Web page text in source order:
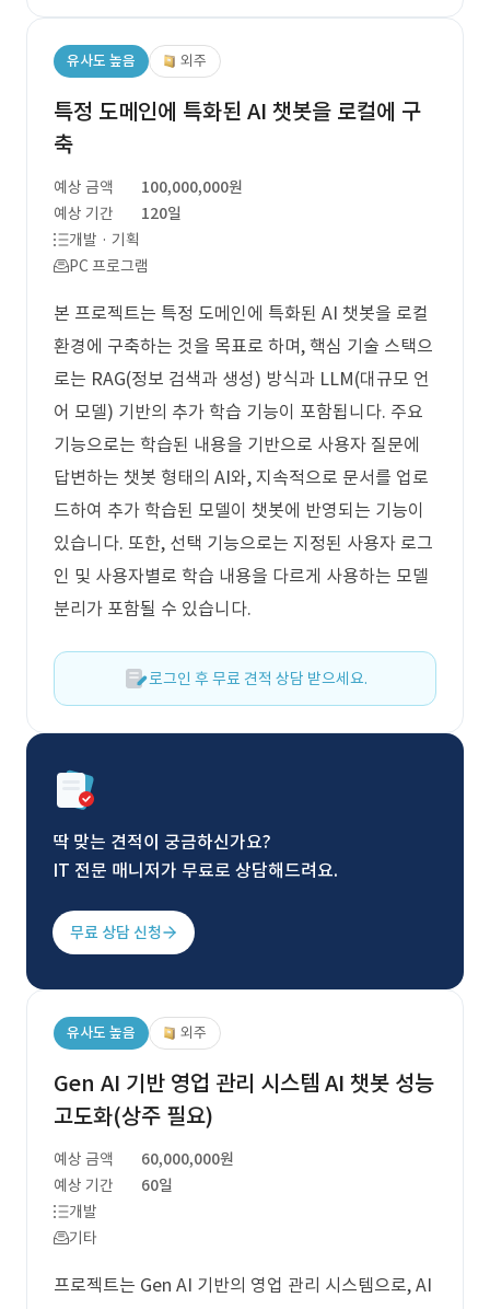
유사도 높음 외주
특정 도메인에 특화된 AI 챗봇을 로컬에 구
축
예상 금액
100,000,000원
예상 기간
120일
개발 · 기획
PC 프로그램
본 프로젝트는 특정 도메인에 특화된 AI 챗봇을 로컬
환경에 구축하는 것을 목표로 하며, 핵심 기술 스택으
로는 RAG(정보 검색과 생성) 방식과 LLM(대규모 언
어 모델) 기반의 추가 학습 기능이 포함됩니다. 주요
기능으로는 학습된 내용을 기반으로 사용자 질문에
답변하는 챗봇 형태의 AI와, 지속적으로 문서를 업로
드하여 추가 학습된 모델이 챗봇에 반영되는 기능이
있습니다. 또한, 선택 기능으로는 지정된 사용자 로그
인 및 사용자별로 학습 내용을 다르게 사용하는 모델
분리가 포함될 수 있습니다.
로그인 후 무료 견적 상담 받으세요.
딱 맞는 견적이 궁금하신가요?
IT 전문 매니저가 무료로 상담해드려요.
무료 상담 신청
유사도 높음 외주
Gen AI 기반 영업 관리 시스템 AI 챗봇 성능
고도화(상주 필요)
예상 금액
60,000,000원
예상 기간
60일
개발
기타
프로젝트는 Gen AI 기반의 영업 관리 시스템으로, AI